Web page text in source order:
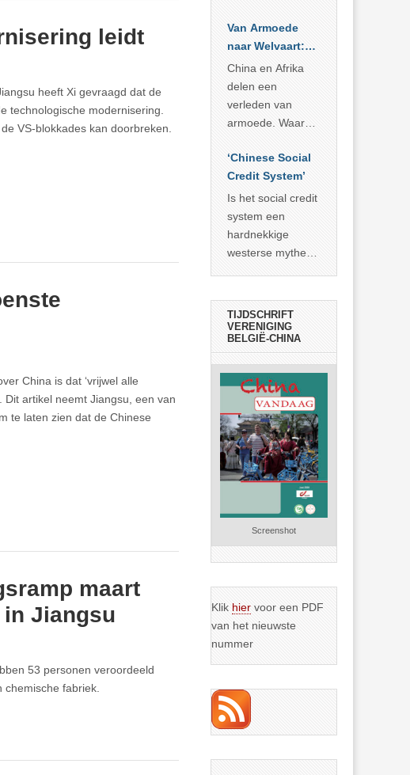
leidt
heeft Xi gevraagd dat de
technologische modernisering.
VS-blokkades kan doorbreken.
China is dat ‘vrijwel alle
Dit artikel neemt Jiangsu, een van
te laten zien dat de Chinese
maart
Jiangsu
53 personen veroordeeld
fabriek.
Sociale
Wetenschappen
afnam van de
Britse
marxistische
econoom Michael
zien dat
… >> lees meer
Van Armoede
naar Welvaart:
Wat Afrika kan
leren van
China’s
economisch
China en Afrika
delen een
verleden van
armoede. Waar
voorbije veertig
jaar in slaagde
meer dan 800
miljoen mensen
uit de armoede
… >> lees meer
‘Chinese Social
Credit System’
Is het social credit
system een
hardnekkige
westerse mythe of
TIJDSCHRIFT
VERENIGING
BELGIË-CHINA
Screenshot
Klik hier voor een PDF
van het nieuwste
nummer